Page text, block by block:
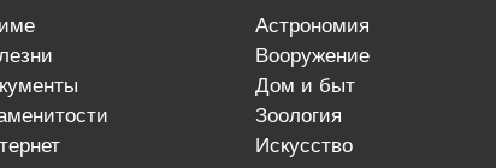
астрономия
вооружение
дом и быт
зоология
искусство